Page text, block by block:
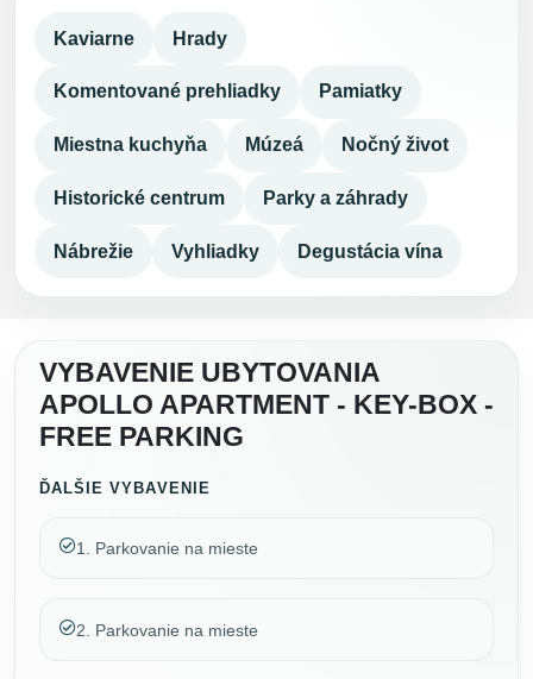
Kaviarne Hrady
Komentované prehliadky Pamiatky
Miestna kuchyňa Múzeá Nočný život
Historické centrum Parky a záhrady
Nábrežie Vyhliadky Degustácia vína
VYBAVENIE UBYTOVANIA
APOLLO APARTMENT - KEY-BOX -
FREE PARKING
ĎALŠIE VYBAVENIE
1. Parkovanie na mieste
2. Parkovanie na mieste